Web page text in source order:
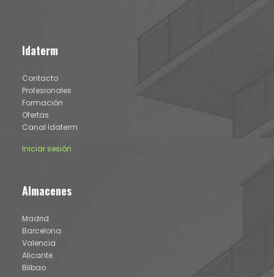
Idaterm
Contacto
Profesionales
Formación
Ofertas
Canal Idaterm
Iniciar sesión
Almacenes
Madrid
Barcelona
Valencia
Alicante
Bilbao